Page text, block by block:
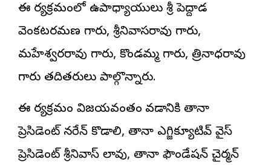
ఈ కార్యక్రమంలో ఉపాధ్యాయులు శ్రీ పెద్దాడ
వెంకటరమణ గారు, శ్రీనివాసరావు గారు,
మహేశ్వరరావు గారు, కొండమ్మ గారు, త్రినాధరావు
గారు తదితరులు పాల్గొన్నారు.
ఈ కార్యక్రమం విజయవంతం కావడానికి తానా
ప్రెసిడెంట్ నరేన్ కొడాలి, తానా ఎగ్జిక్యూటివ్ వైస్
ప్రెసిడెంట్ శ్రీనివాస్ లావు, తానా ఫౌండేషన్ చైర్మన్